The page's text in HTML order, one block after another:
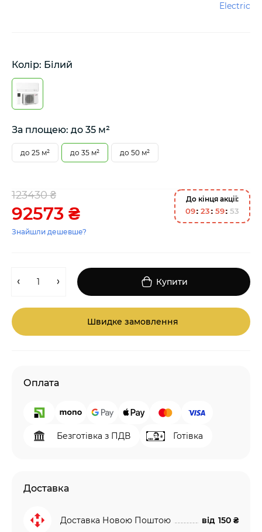
Electric
Колір: Білий
За площею: до 35 м²
до 25 м² до 35 м² до 50 м²
123430 ₴
92573 ₴
Знайшли дешевше?
До кінця акції:
09 23 59 53
Купити
Швидке замовлення
Оплата
Безготівка з ПДВ Готівка
Доставка
Доставка Новою Поштою від 150 ₴